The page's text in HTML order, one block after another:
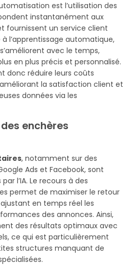
est l’utilisation des
instantanément aux
fournissent un service client
l’apprentissage automatique,
avec le temps,
en plus précis et personnalisé.
donc réduire leurs coûts
la satisfaction client et
données via les
enchères
, notamment sur des
Ads et Facebook, sont
l’IA. Le recours à des
permet de maximiser le retour
en temps réel les
des annonces. Ainsi,
des résultats optimaux avec
ce qui est particulièrement
structures manquant de